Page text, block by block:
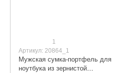
1
Артикул: 20864_1
Мужская сумка-портфель для
ноутбука из зернистой